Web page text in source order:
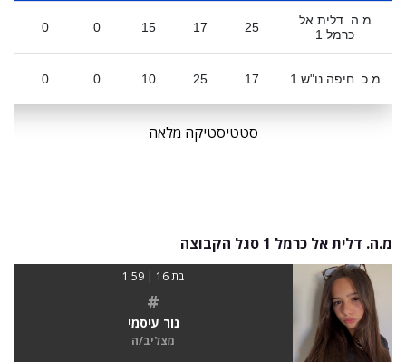
מ.ה. דלית אל
כרמל 1
25
17
15
0
0
מ.כ. חיפה נו"ש 1 17
25
10
0
0
סטטיסטיקה מלאה
מ.ה. דלית אל כרמל 1 סגל הקבוצה
בת 16 | 1.59
#
נור עיסמי
מצליב/ה